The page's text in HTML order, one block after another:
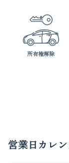
所有権解除
営業日カレ